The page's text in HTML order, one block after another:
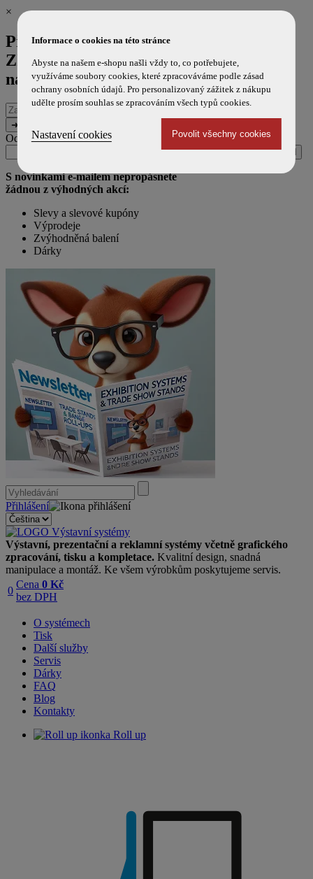
×
Přihlaste se k odběru novinek a
ZÍSKEJTE 100 Kč SLEVUna příští
nákup!
E-
mailová
adresa
Odesláním souhlasíte s použitím e-mailu pro marketingové účely.
(ponechte
prázdné)
prázdné)
S novinkami e-mailem nepropásnete
žádnou z výhodných akcí:
Slevy a slevové kupóny
Výprodeje
Zvýhodněná balení
Dárky
Přihlášení
Výstavní, prezentační a reklamní systémy včetně grafického
zpracování, tisku a kompletace. Kvalitní design, snadná
manipulace a montáž. Ke všem výrobkům poskytujeme servis.
0
Cena 0 Kč
bez DPH
O systémech
Tisk
Další služby
Servis
Dárky
FAQ
Blog
Kontakty
Roll up
Informace o cookies na této stránce
Abyste na našem e-shopu našli vždy to, co potřebujete,
využíváme soubory cookies, které zpracováváme podle zásad
ochrany osobních údajů. Pro personalizovaný zážitek z nákupu
udělte prosím souhlas se zpracováním všech typů cookies.
Nastavení cookies